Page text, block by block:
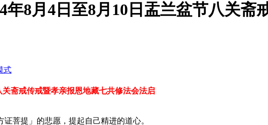
年8月4日至8月10日盂兰盆节八关
式
关斋戒传戒暨孝亲报恩地藏七共修法会法启
菩提」的悲愿，提起自己精进的道心。